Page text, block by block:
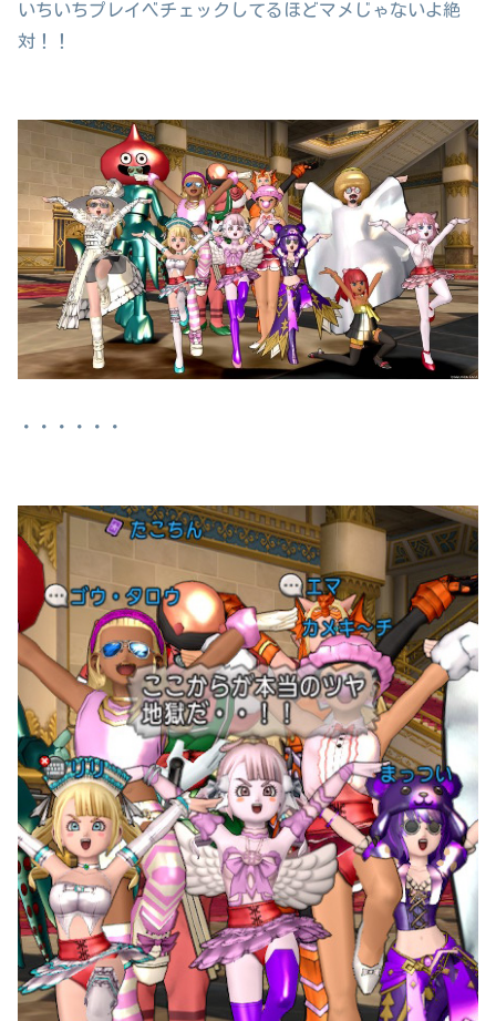
いちいちプレイベチェックしてるほどマメじゃないよ絶
対！！
・・・・・・